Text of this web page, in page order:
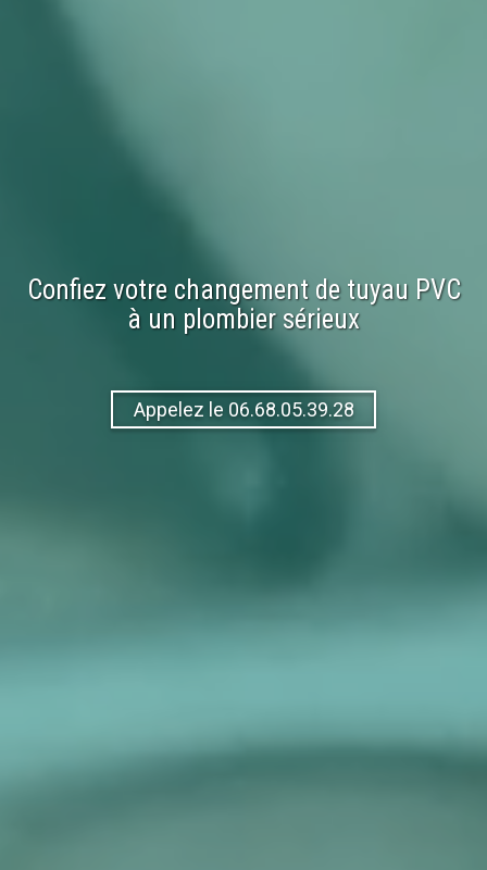
Confiez votre changementde tuyau PVC
à un plombier sérieux
Appelez le 06.68.05.39.28